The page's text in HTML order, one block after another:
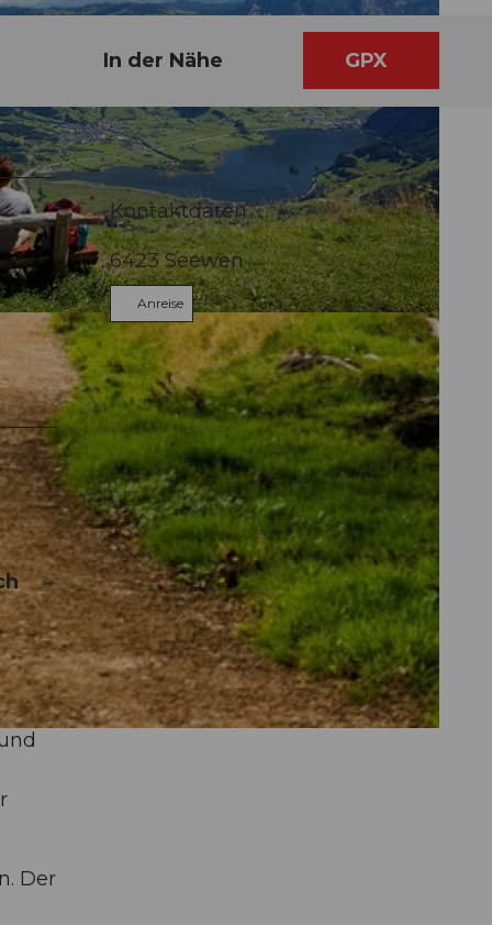
In der Nähe GPX
Der
Kontaktdaten
6423Seewen
Anreise